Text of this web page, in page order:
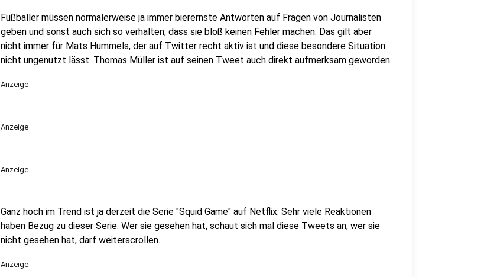
Fußballer müssen normalerweise ja immer bierernste Antworten auf Fragen von Journalisten
geben und sonst auch sich so verhalten, dass sie bloß keinen Fehler machen. Das gilt aber
nicht immer für Mats Hummels, der auf Twitter recht aktiv ist und diese besondere Situation
nicht ungenutzt lässt. Thomas Müller ist auf seinen Tweet auch direkt aufmerksam geworden.
Anzeige
Anzeige
Anzeige
Ganz hoch im Trend ist ja derzeit die Serie "Squid Game" auf Netflix. Sehr viele Reaktionen
haben Bezug zu dieser Serie. Wer sie gesehen hat, schaut sich mal diese Tweets an, wer sie
nicht gesehen hat, darf weiterscrollen.
Anzeige